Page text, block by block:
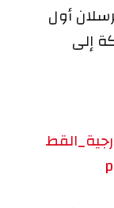
أول
إلى